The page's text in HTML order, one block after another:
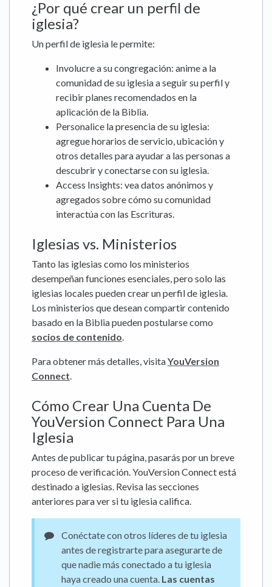
¿Por qué crear un perfil de
iglesia?
Un perfil de iglesia le permite:
Involucre a su congregación: anime a la
comunidad de su iglesia a seguir su perfil y
recibir planes recomendados en la
aplicación de la Biblia.
Personalice la presencia de su iglesia:
agregue horarios de servicio, ubicación y
otros detalles para ayudar a las personas a
descubrir y conectarse con su iglesia.
Access Insights: vea datos anónimos y
agregados sobre cómo su comunidad
interactúa con las Escrituras.
Iglesias vs. Ministerios
Tanto las iglesias como los ministerios
desempeñan funciones esenciales, pero solo las
iglesias locales pueden crear un perfil de iglesia.
Los ministerios que desean compartir contenido
basado en la Biblia pueden postularse como
socios de contenido.
Para obtener más detalles, visitaYouVersion
Connect.
Cómo Crear Una Cuenta De
YouVersion Connect Para Una
Iglesia
Antes de publicar tu página, pasarás por un breve
proceso de verificación. YouVersion Connect está
destinado a iglesias. Revisa las secciones
anteriores para ver si tu iglesia califica.
Conéctate con otros líderes de tu iglesia
antes de registrarte para asegurarte de
que nadie más conectado a tu iglesia
haya creado una cuenta. Las cuentas